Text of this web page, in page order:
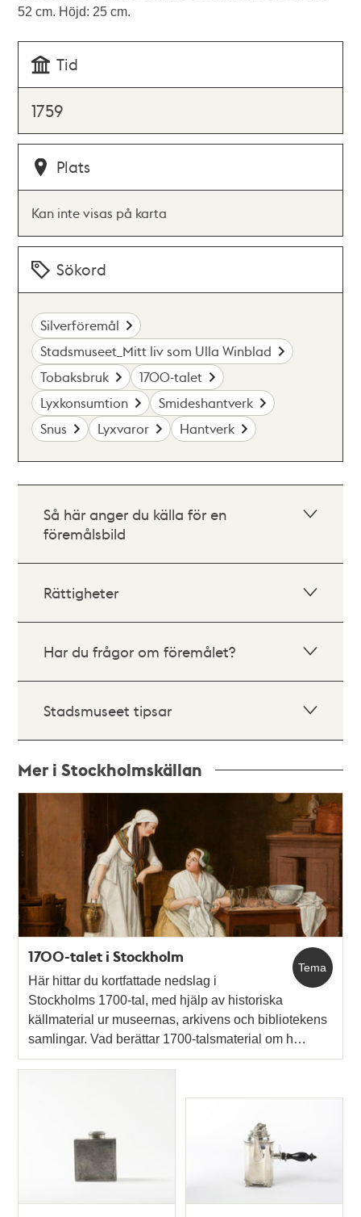
52 cm. Höjd: 25 cm.
Tid
1759
Plats
Kan inte visas på karta
Sökord
Silverföremål
Stadsmuseet_Mitt liv som Ulla Winblad
Tobaksbruk
1700-talet
Lyxkonsumtion
Smideshantverk
Snus
Lyxvaror Hantverk
Så här anger du källa för en
föremålsbild
Rättigheter
Har du frågor om föremålet?
Stadsmuseet tipsar
Mer i Stockholmskällan
och
teman
Tema
1700-talet i Stockholm
Här hittar du kortfattade nedslag i
Stockholms 1700-tal, med hjälp av historiska
källmaterial ur museernas, arkivens och bibliotekens
samlingar. Vad berättar 1700-talsmaterial om h…